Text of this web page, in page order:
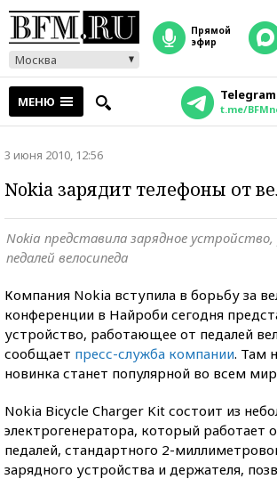
Москва
прямой
эфир
МЕНЮ Telegram
t.me/
3 июня 2010, 12:56
Nokia зарядит телефоны от
Nokia представила зарядное
педалей велосипеда
Компания Nokia вступила в борьбу за
конференции в Найроби сегодня
устройство, работающее от педалей
сообщает пресс-служба компании. Там
новинка станет популярной во всем
Nokia Bicycle Charger Kit состоит из
электрогенератора, который работает
педалей, стандартного 2-
зарядного устройства и держателя,